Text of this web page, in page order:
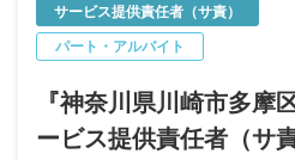
サービス提供責任者（サ責）
パート・アルバイト
『神奈川県川崎市多摩
ービス提供責任者（サ